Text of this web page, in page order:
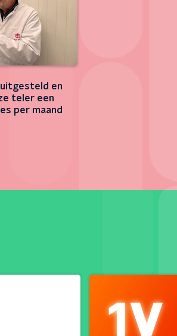
en
teler een
per maand